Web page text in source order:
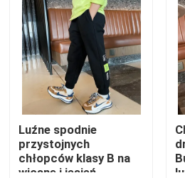
Kontrola jakości
Skontaktuj się z nami
Modne ubrania dla dzieci
Odzież dla małych
Luźne spodnie
przystojnych
chłopców klasy B na
wiosnę i jesień